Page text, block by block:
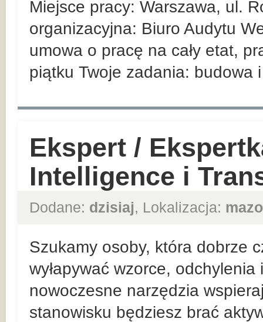
Miejsce pracy: Warszawa, ul.
organizacyjna: Biuro Audytu
umowa o pracę na cały etat,
piątku Twoje zadania: budowa
Ekspert /
Intelligence i
Dodane: dzisiaj, Lokalizacja:
Szukamy osoby, która dobrze
wyłapywać wzorce,
nowoczesne narzędzia
stanowisku będziesz brać